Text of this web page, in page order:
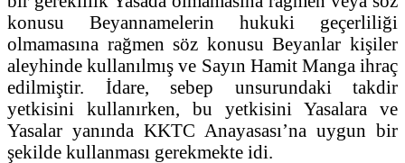
konusu Beyannamelerin hukuki geçerliliği
olmamasına rağmen söz konusu Beyanlar kişiler
aleyhinde kullanılmış ve Sayın Hamit Manga ihraç
edilmiştir. İdare, sebep unsurundaki takdir
yetkisini kullanırken, bu yetkisini Yasalara ve
Yasalar yanında KKTC Anayasası’na uygun bir
şekilde kullanması gerekmekte idi.